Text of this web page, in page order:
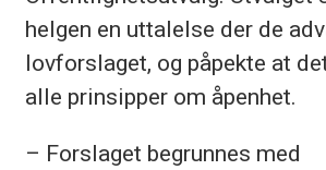
helgen en uttalelse der de
lovforslaget, og påpekte at
alle prinsipper om åpenhet.
– Forslaget begrunnes med